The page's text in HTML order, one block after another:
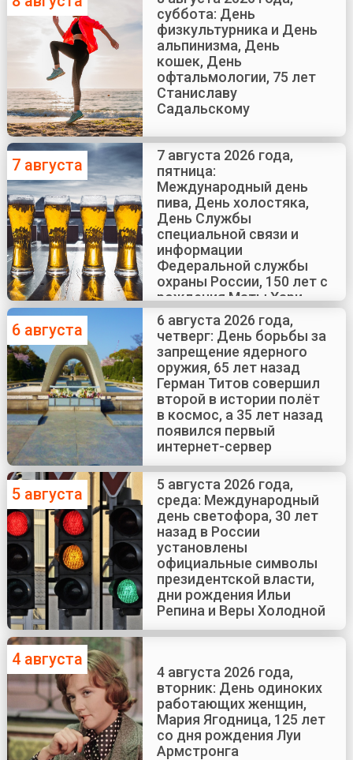
суббота: День
физкультурника и День
альпинизма, День
кошек, День
офтальмологии, 75 лет
Станиславу
Садальскому
7 августа
7 августа 2026 года,
пятница:
Международный день
пива, День холостяка,
День Службы
специальной связи и
информации
Федеральной службы
охраны России, 150 лет с
рождения Маты Хари
6 августа
6 августа 2026 года,
четверг: День борьбы за
запрещение ядерного
оружия, 65 лет назад
Герман Титов совершил
второй в истории полёт
в космос, а 35 лет назад
появился первый
интернет-сервер
5 августа
5 августа 2026 года,
среда: Международный
день светофора, 30 лет
назад в России
установлены
официальные символы
президентской власти,
дни рождения Ильи
Репина и Веры Холодной
4 августа
4 августа 2026 года,
вторник: День одиноких
работающих женщин,
Мария Ягодница, 125 лет
со дня рождения Луи
Армстронга